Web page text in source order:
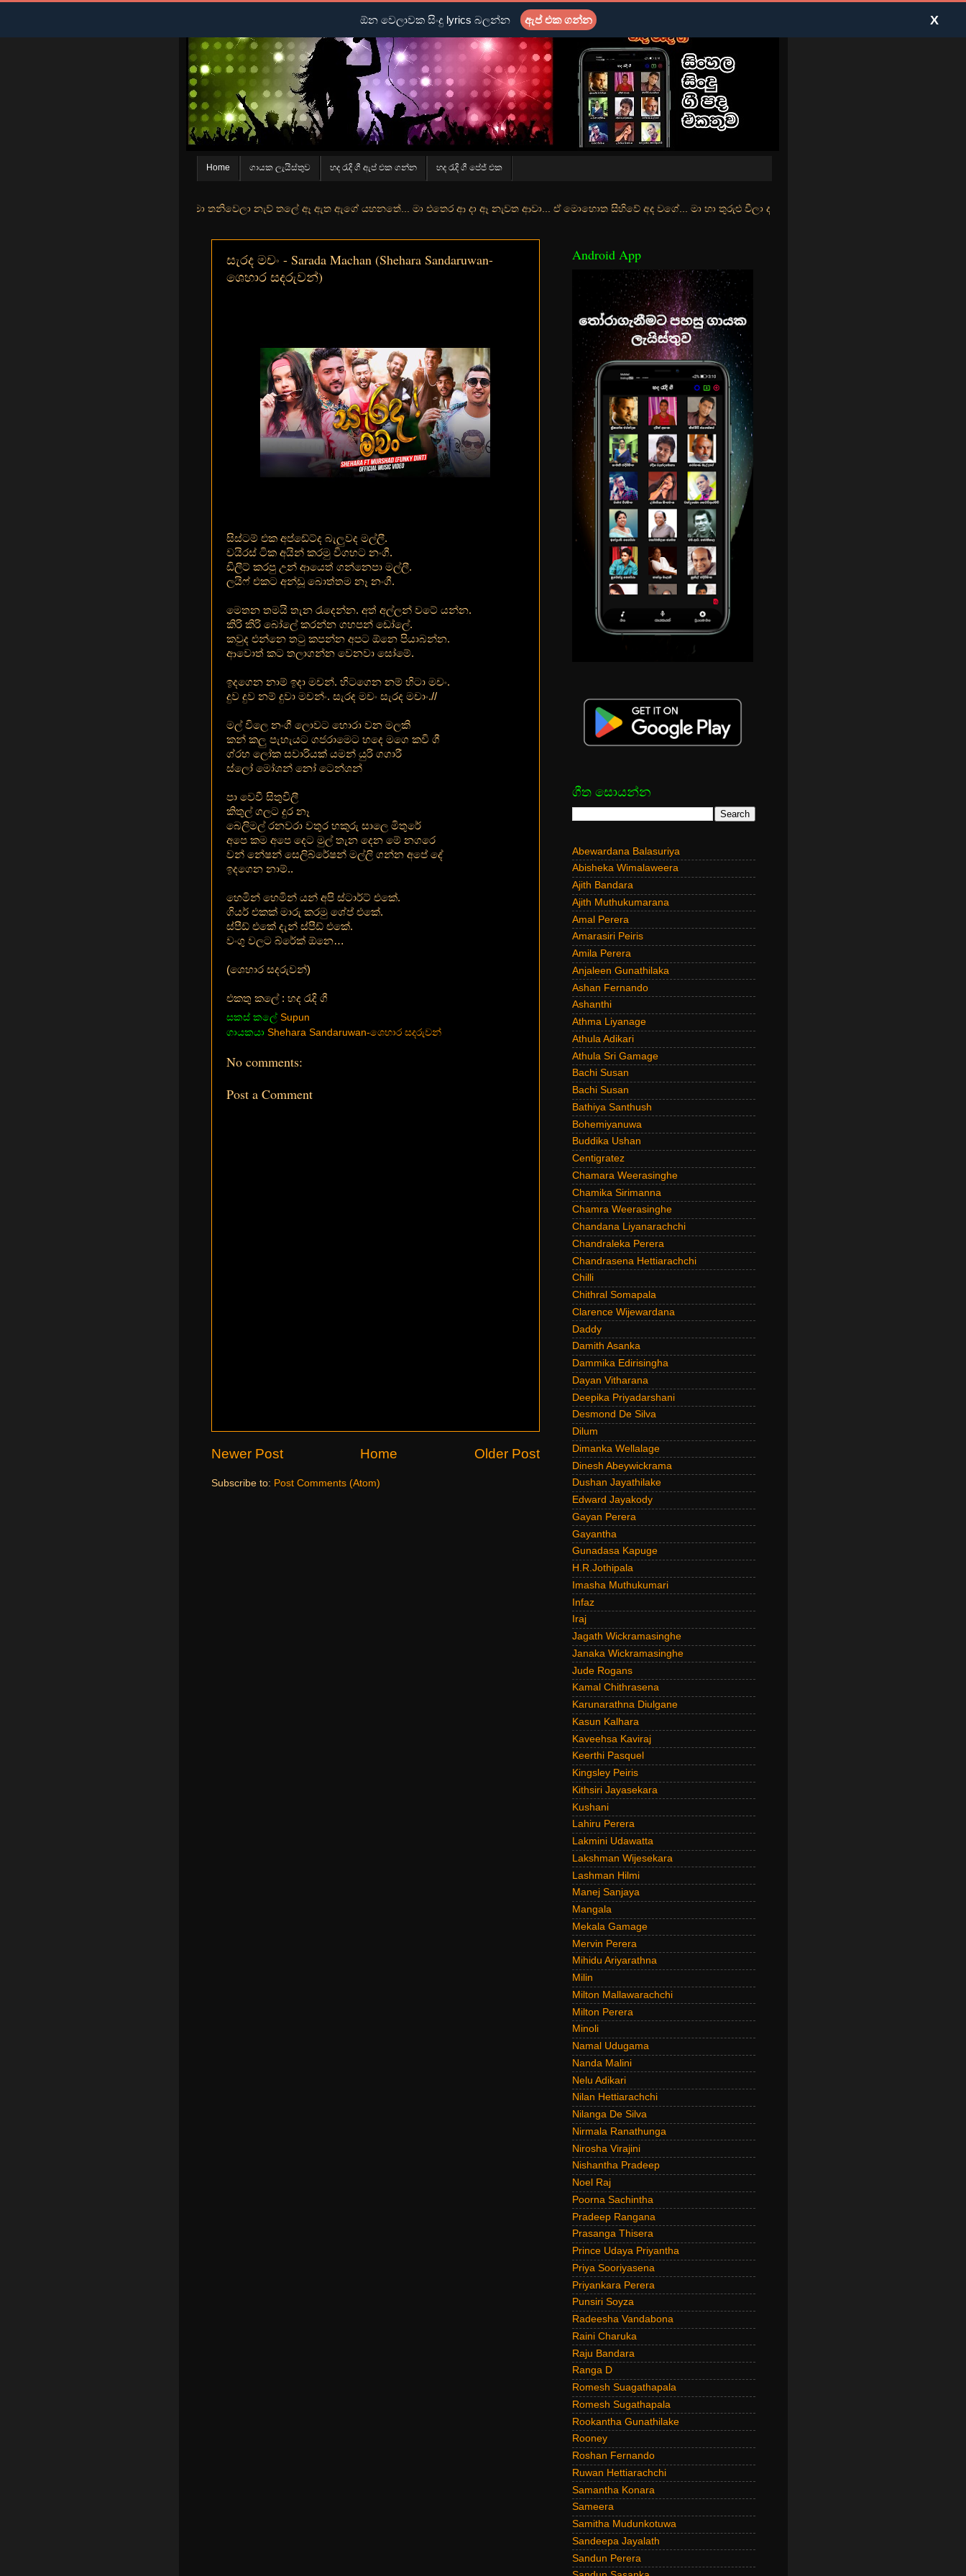
Home ගායක ලැයිස්තුව හද රැදි ගී ඇප් එක ගන්න හද රැදි ගී පේජ් එක
තීරේ ගල් මල් පිපුන යායේ මා තනිවෙලා නැව් තලේ ඈ ඇත ඇගේ යහනතේ... මා එතෙර ආ දා ඈ නැවත ආවා... ඒ මොහොත සිහිවේ අද වගේ... මා හා තුරුළු වීලා දෑසේ කදුළු බීලා රහසේ සුසුම් ලෑ හඩ ඇසේ... නිල්වන් මුහුදු
සැරද මචං - Sarada Machan (Shehara Sandaruwan-
ශෙහාර සදරුවන්)
සිස්ටම් එක අප්ඩේට්ද බැලුවද මල්ලී.
වයිරස් ටික අයින් කරමු විගහට නංගී.
ඩිලීට් කරපු උන් ආයෙත් ගන්නෙපා මල්ලී.
ලයිෆ් එකට අන්ඩූ බොත්තම නෑ නංගී.
මෙතන තමයි තැන රැදෙන්න. අත් අල්ලන් වටේ යන්න.
කිරි කිරි බෝලේ කරන්න ගහපන් ඩෝලේ.
කවුද එන්නෙ තටු කපන්න අපට ඕනෙ පියාබන්න.
ආවොත් කට තලාගන්න වෙනවා සෝමේ.
ඉදගෙන නාම් ඉදා මචන්. හිටගෙන නම් හිටා මචං.
දුව දුව නම් දුවා මචන්ං. සැරද මචං සැරද මචාං.//
මල් විලෙ නංගී ලොවට හොරා වන මලකි
කන් කලු පැහැයට ගජරාමෙට හදෙ මගෙ කවි ගී
ග්රහ ලෝක සවාරියක් යමන් යුරි ගගාරී
ස්ලෝ මෝශන් නෝ ටෙන්ශන්
පා වෙවී සිතුවිලී
කිතුල් ගලට දුර නෑ
බෙලිමල් රනවරා වතුර හකුරු සාලෙ මිතුරේ
අපෙ කම අපෙ දෙට මුල් තැන දෙන මේ නගරෙ
වන් නේෂන් සෙලිබ්රේෂන් මල්ලි ගන්න අපේ දේ
ඉදගෙන නාම්..
හෙමින් හෙමින් යන් අපි ස්ටාර්ට් එකේ.
ගියර් එකක් මාරු කරමු ශේප් එකේ.
ස්පීඩ් එකේ දැන් ස්පීඩ් එකේ.
වංගු වලට බ්රේක් ඕනෙ…
(ශෙහාර සදරුවන්)
එකතු කලේ : හද රැදි ගී
සකස් කලේ Supun
ගායකයා Shehara Sandaruwan-ශෙහාර සදරුවන්
No comments:
Post a Comment
Newer Post Older Post
Home
Subscribe to: Post Comments (Atom)
Android App
ගීත සොයන්න
Abewardana Balasuriya
Abisheka Wimalaweera
Ajith Bandara
Ajith Muthukumarana
Amal Perera
Amarasiri Peiris
Amila Perera
Anjaleen Gunathilaka
Ashan Fernando
Ashanthi
Athma Liyanage
Athula Adikari
Athula Sri Gamage
Bachi Susan
Bachi Susan
Bathiya Santhush
Bohemiyanuwa
Buddika Ushan
Centigratez
Chamara Weerasinghe
Chamika Sirimanna
Chamra Weerasinghe
Chandana Liyanarachchi
Chandraleka Perera
Chandrasena Hettiarachchi
Chilli
Chithral Somapala
Clarence Wijewardana
Daddy
Damith Asanka
Dammika Edirisingha
Dayan Vitharana
Deepika Priyadarshani
Desmond De Silva
Dilum
Dimanka Wellalage
Dinesh Abeywickrama
Dushan Jayathilake
Edward Jayakody
Gayan Perera
Gayantha
Gunadasa Kapuge
H.R.Jothipala
Imasha Muthukumari
Infaz
Iraj
Jagath Wickramasinghe
Janaka Wickramasinghe
Jude Rogans
Kamal Chithrasena
Karunarathna Diulgane
Kasun Kalhara
Kaveehsa Kaviraj
Keerthi Pasquel
Kingsley Peiris
Kithsiri Jayasekara
Kushani
Lahiru Perera
Lakmini Udawatta
Lakshman Wijesekara
Lashman Hilmi
Manej Sanjaya
Mangala
Mekala Gamage
Mervin Perera
Mihidu Ariyarathna
Milin
Milton Mallawarachchi
Milton Perera
Minoli
Namal Udugama
Nanda Malini
Nelu Adikari
Nilan Hettiarachchi
Nilanga De Silva
Nirmala Ranathunga
Nirosha Virajini
Nishantha Pradeep
Noel Raj
Poorna Sachintha
Pradeep Rangana
Prasanga Thisera
Prince Udaya Priyantha
Priya Sooriyasena
Priyankara Perera
Punsiri Soyza
Radeesha Vandabona
Raini Charuka
Raju Bandara
Ranga D
Romesh Suagathapala
Romesh Sugathapala
Rookantha Gunathilake
Rooney
Roshan Fernando
Ruwan Hettiarachchi
Samantha Konara
Sameera
Samitha Mudunkotuwa
Sandeepa Jayalath
Sandun Perera
ඕන වෙලාවක සිංදු lyrics බලන්න ඇප් එක ගන්න X